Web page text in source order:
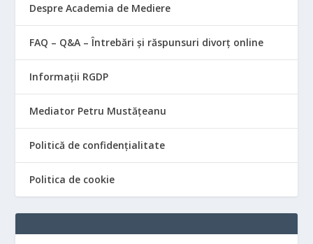
Despre Academia de Mediere
FAQ – Q&A – Întrebări și răspunsuri divorț online
Informații RGDP
Mediator Petru Mustățeanu
Politică de confidențialitate
Politica de cookie